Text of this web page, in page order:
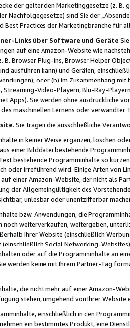
der geltenden Marketinggesetze (z. B.
Nachfolgegesetze) sind Sie der
Best Practices der Marketingbranche für
Links über Software und Geräte
auf eine Amazon-Website wie
Browser Plug-ins, Browser Helper
ausführen kann) und Geräten,
oder (b) im Zusammenhang
Video-Playern, Blu-Ray-
Apps). Sie werden ohne ausdrückliche
maschinellen Lernens oder
. Sie tragen die ausschließliche
in keiner Weise ergänzen, löschen
einer Bilddatei bestehende
bestehende Programminhalte so
oder irreführend wird. Einige Arten von
einer Amazon-Website, der nicht als
der Allgemeingültigkeit des
unlesbar oder unentzifferbar
bzw. Anwendungen, die
noch weiterverkaufen, weitergeben,
Ihrer Website (einschließlich
(einschließlich Social Networking-
oder auf die Programminhalte an
werden keine mit Ihrem Partner-Tag
die nicht mehr auf einer Amazon-
stehen, umgehend von Ihrer
einschließlich in den
ein bestimmtes Produkt, eine